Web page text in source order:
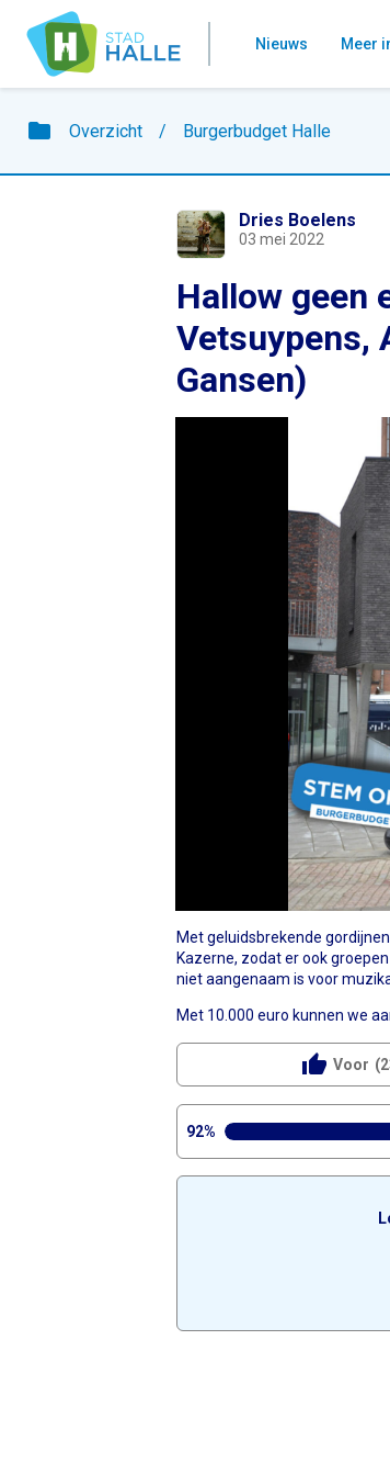
Nieuws Meer
folder Overzicht / Burgerbudget Halle
Dries Boelens
03 mei 2022
Hallow geen
Vetsuypens,
Gansen)
Met geluidsbrekende
Kazerne, zodat er ook
niet aangenaam is voor
Met 10.000 euro kunnen we
thumb_up Voor
92%